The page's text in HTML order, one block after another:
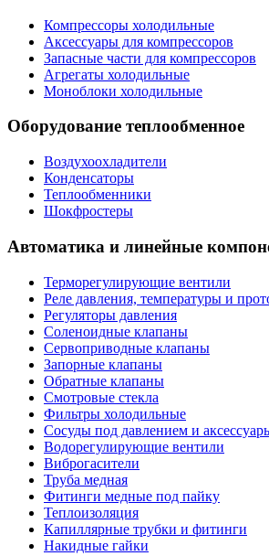
Компрессоры холодильные
Аксессуары для компрессоров
Запасные части для компрессоров
Агрегаты холодильные
Моноблоки холодильные
Оборудование теплообменное
Воздухоохладители
Конденсаторы
Теплообменники
Шокфростеры
Автоматика и линейные
Терморегулирующие вентили
Реле давления, температуры и
Регуляторы давления
Соленоидные клапаны
Сервоприводные клапаны
Запорные клапаны
Обратные клапаны
Смотровые стекла
Фильтры холодильные
Сосуды под давлением и
Водорегулирующие вентили
Виброгасители
Труба медная
Фитинги медные под пайку
Теплоизоляция
Капиллярные трубки и фитинги
Накидные гайки